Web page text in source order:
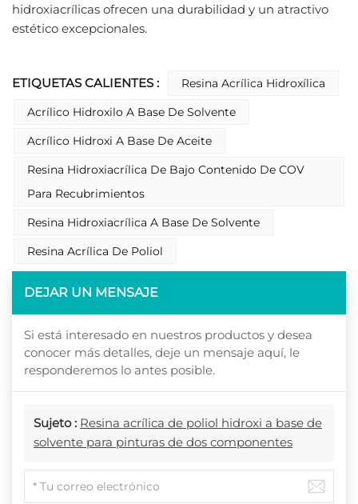
hidroxiacrílicas ofrecen una durabilidad y un atractivo
estético excepcionales.
ETIQUETAS CALIENTES :
Resina Acrílica Hidroxílica
Acrílico Hidroxilo A Base De Solvente
Acrílico Hidroxi A Base De Aceite
Resina Hidroxiacrílica De Bajo Contenido De COV
Para Recubrimientos
Resina Hidroxiacrílica A Base De Solvente
Resina Acrílica De Poliol
DEJAR UN MENSAJE
Si está interesado en nuestros productos y desea
conocer más detalles, deje un mensaje aquí, le
responderemos lo antes posible.
Sujeto : Resina acrílica de poliol hidroxi a base de
solvente para pinturas de dos componentes